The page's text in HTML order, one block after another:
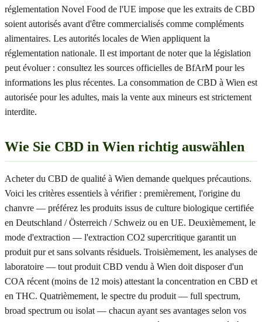
réglementation Novel Food de l'UE impose que les extraits de CBD
soient autorisés avant d'être commercialisés comme compléments
alimentaires. Les autorités locales de Wien appliquent la
réglementation nationale. Il est important de noter que la législation
peut évoluer : consultez les sources officielles de BfArM pour les
informations les plus récentes. La consommation de CBD à Wien est
autorisée pour les adultes, mais la vente aux mineurs est strictement
interdite.
Wie Sie CBD in Wien richtig auswählen
Acheter du CBD de qualité à Wien demande quelques précautions.
Voici les critères essentiels à vérifier : premièrement, l'origine du
chanvre — préférez les produits issus de culture biologique certifiée
en Deutschland / Österreich / Schweiz ou en UE. Deuxièmement, le
mode d'extraction — l'extraction CO2 supercritique garantit un
produit pur et sans solvants résiduels. Troisièmement, les analyses de
laboratoire — tout produit CBD vendu à Wien doit disposer d'un
COA récent (moins de 12 mois) attestant la concentration en CBD et
en THC. Quatrièmement, le spectre du produit — full spectrum,
broad spectrum ou isolat — chacun ayant ses avantages selon vos